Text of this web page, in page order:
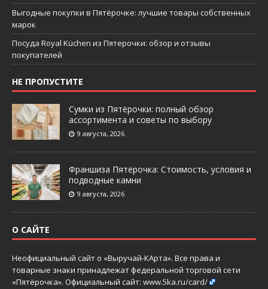
Выгодные покупки в Пятёрочке: лучшие товары собственных
марок
Посуда Royal Küchen из Пятерочки: обзор и отзывы
покупателей
НЕ ПРОПУСТИТЕ
Сумки из Пятёрочки: полный обзор
ассортимента и советы по выбору
9 августа, 2026
Франшиза Пятёрочка: Стоимость, условия и
подводные камни
9 августа, 2026
О САЙТЕ
Неофициальный сайт о «Выручай-КАрта». Все права и
товарные знаки принадлежат федеральной торговой сети
«Пятёрочка». Официальный сайт: www.5ka.ru/card/